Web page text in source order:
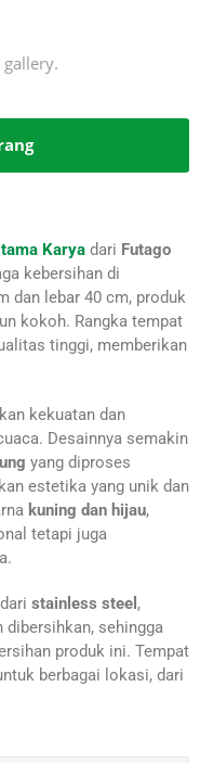
Karya dari Futago
kebersihan di
dan lebar 40 cm, produk
kokoh. Rangka tempat
tinggi, memberikan
kekuatan dan
Desainnya semakin
yang diproses
estetika yang unik dan
kuning dan hijau,
tetapi juga
stainless steel ,
dibersihkan, sehingga
produk ini. Tempat
berbagai lokasi, dari